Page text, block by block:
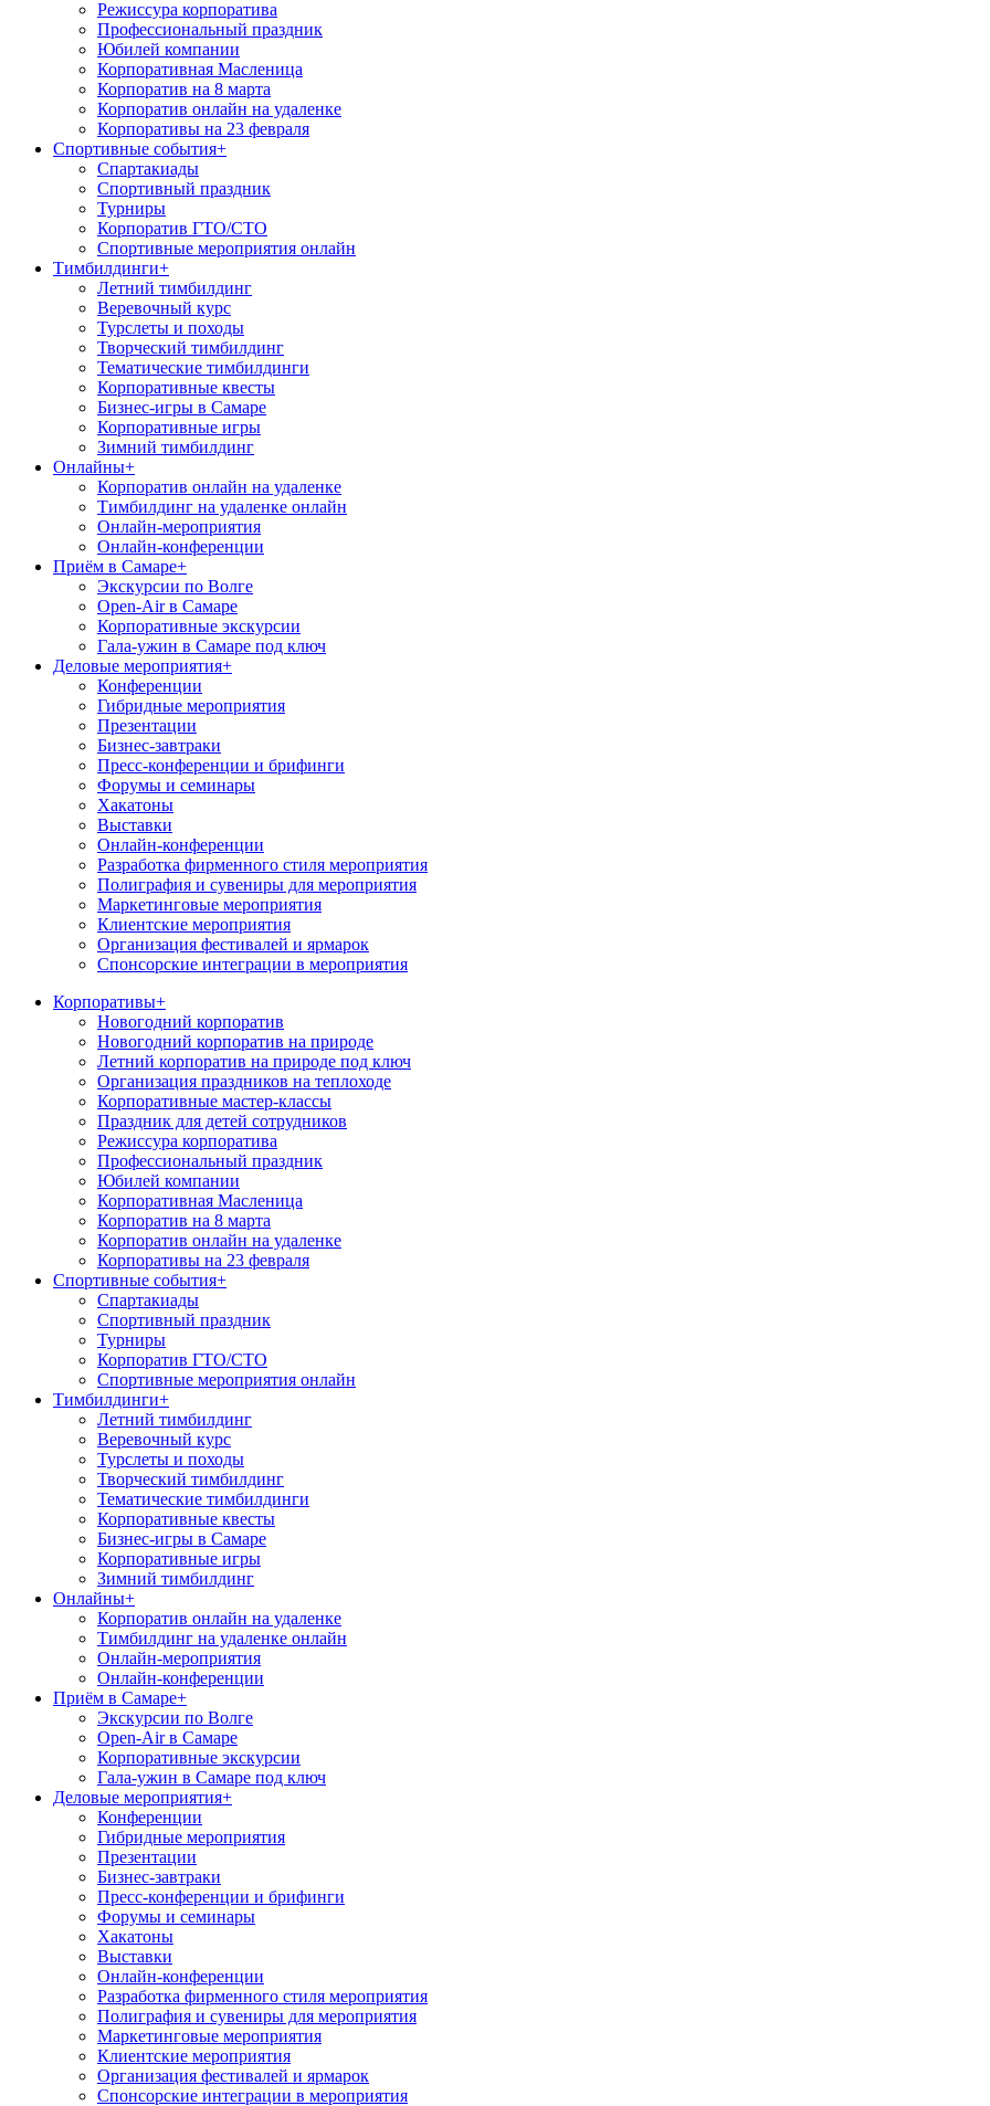
Режиссура корпоратива
Профессиональный праздник
Юбилей компании
Корпоративная Масленица
Корпоратив на 8 марта
Корпоратив онлайн на удаленке
Корпоративы на 23 февраля
Спортивные события+
Спартакиады
Спортивный праздник
Турниры
Корпоратив ГТО/СТО
Спортивные мероприятия онлайн
Тимбилдинги+
Летний тимбилдинг
Веревочный курс
Турслеты и походы
Творческий тимбилдинг
Тематические тимбилдинги
Корпоративные квесты
Бизнес-игры в Самаре
Корпоративные игры
Зимний тимбилдинг
Онлайны+
Корпоратив онлайн на удаленке
Тимбилдинг на удаленке онлайн
Онлайн-мероприятия
Онлайн-конференции
Приём в Самаре+
Экскурсии по Волге
Open-Air в Самаре
Корпоративные экскурсии
Гала-ужин в Самаре под ключ
Деловые мероприятия+
Конференции
Гибридные мероприятия
Презентации
Бизнес-завтраки
Пресс-конференции и брифинги
Форумы и семинары
Хакатоны
Выставки
Онлайн-конференции
Разработка фирменного стиля мероприятия
Полиграфия и сувениры для мероприятия
Маркетинговые мероприятия
Клиентские мероприятия
Организация фестивалей и ярмарок
Спонсорские интеграции в мероприятия
Корпоративы+
Новогодний корпоратив
Новогодний корпоратив на природе
Летний корпоратив на природе под ключ
Организация праздников на теплоходе
Корпоративные мастер-классы
Праздник для детей сотрудников
Режиссура корпоратива
Профессиональный праздник
Юбилей компании
Корпоративная Масленица
Корпоратив на 8 марта
Корпоратив онлайн на удаленке
Корпоративы на 23 февраля
Спортивные события+
Спартакиады
Спортивный праздник
Турниры
Корпоратив ГТО/СТО
Спортивные мероприятия онлайн
Тимбилдинги+
Летний тимбилдинг
Веревочный курс
Турслеты и походы
Творческий тимбилдинг
Тематические тимбилдинги
Корпоративные квесты
Бизнес-игры в Самаре
Корпоративные игры
Зимний тимбилдинг
Онлайны+
Корпоратив онлайн на удаленке
Тимбилдинг на удаленке онлайн
Онлайн-мероприятия
Онлайн-конференции
Приём в Самаре+
Экскурсии по Волге
Open-Air в Самаре
Корпоративные экскурсии
Гала-ужин в Самаре под ключ
Деловые мероприятия+
Конференции
Гибридные мероприятия
Презентации
Бизнес-завтраки
Пресс-конференции и брифинги
Форумы и семинары
Хакатоны
Выставки
Онлайн-конференции
Разработка фирменного стиля мероприятия
Полиграфия и сувениры для мероприятия
Маркетинговые мероприятия
Клиентские мероприятия
Организация фестивалей и ярмарок
Спонсорские интеграции в мероприятия